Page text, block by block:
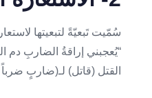
سُمّيت تَبعيّةً لتبعيتها
“يُعجبني إراقةُ الضاربِ دم
القتل (قاتل) لـ(ضاربٍ ضرباً